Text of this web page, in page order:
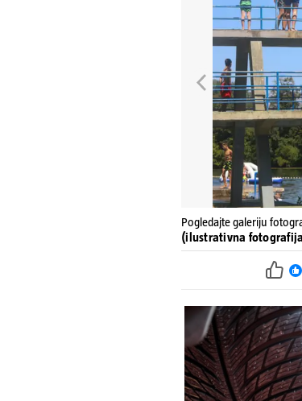
Pogledajte galeriju
(ilustrativna